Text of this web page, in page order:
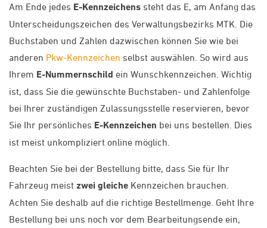
Am Ende jedes E-Kennzeichens steht das E, am Anfang das
Unterscheidungszeichen des Verwaltungsbezirks MTK. Die
Buchstaben und Zahlen dazwischen können Sie wie bei
anderen Pkw-Kennzeichen selbst auswählen. So wird aus
Ihrem E-Nummernschild ein Wunschkennzeichen. Wichtig
ist, dass Sie die gewünschte Buchstaben- und Zahlenfolge
bei Ihrer zuständigen Zulassungsstelle reservieren, bevor
Sie Ihr persönliches E-Kennzeichen bei uns bestellen. Dies
ist meist unkompliziert online möglich.
Beachten Sie bei der Bestellung bitte, dass Sie für Ihr
Fahrzeug meist zwei gleiche Kennzeichen brauchen.
Achten Sie deshalb auf die richtige Bestellmenge. Geht Ihre
Bestellung bei uns noch vor dem Bearbeitungsende ein,